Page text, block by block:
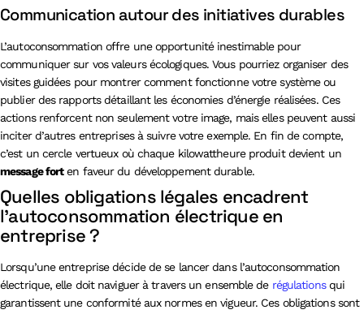
Communication autour des initiatives durables
L’autoconsommation offre une opportunité inestimable pour
communiquer sur vos valeurs écologiques. Vous pourriez organiser des
visites guidées pour montrer comment fonctionne votre système ou
publier des rapports détaillant les économies d’énergie réalisées. Ces
actions renforcent non seulement votre image, mais elles peuvent aussi
inciter d’autres entreprises à suivre votre exemple. En fin de compte,
c’est un cercle vertueux où chaque kilowattheure produit devient un
message forten faveur du développement durable.
Quelles obligations légales encadrent
l’autoconsommation électrique en
entreprise ?
Lorsqu’une entreprise décide de se lancer dans l’autoconsommation
électrique, elle doit naviguer à travers un ensemble de régulationsqui
garantissent une conformité aux normes en vigueur. Ces obligations sont